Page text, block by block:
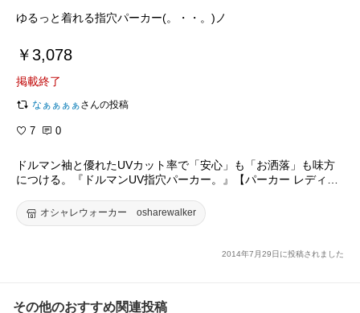
ゆるっと着れる指穴パーカー(。・・。)ノ
￥3,078
掲載終了
なぁぁぁぁさんの投稿
7 0
ドルマン袖と優れたUVカット率で「安心」も「お洒落」も味方
につける。『ドルマンUV指穴パーカー。』【パーカー レディー
【ネコポス不可】
オシャレウォーカー osharewalker
2014年7月29日に投稿されました
その他のおすすめ関連投稿